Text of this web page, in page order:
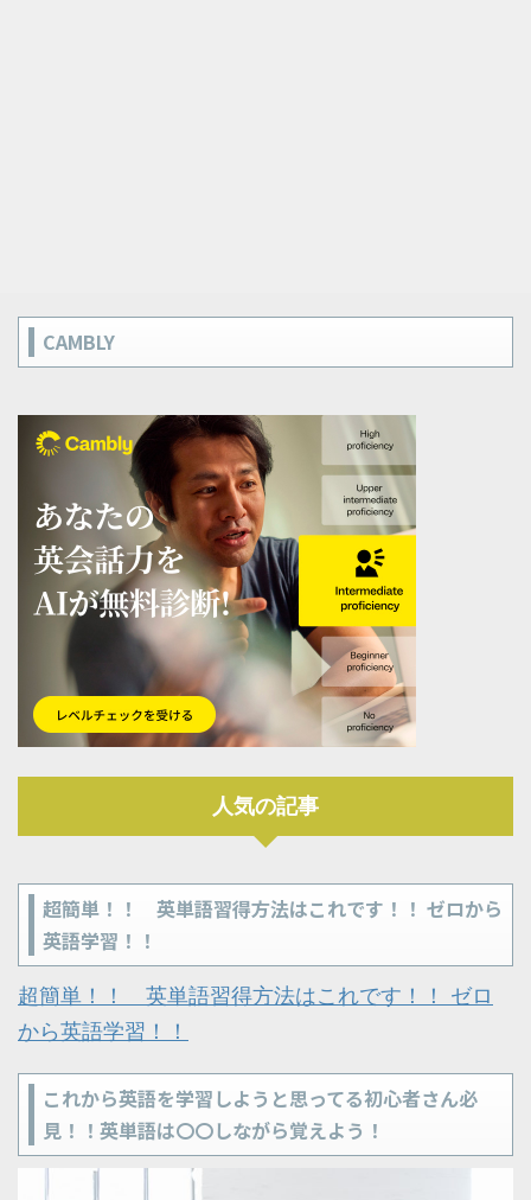
CAMBLY
人気の記事
超簡単！！ 英単語習得方法はこれです！！ ゼロから
英語学習！！
超簡単！！ 英単語習得方法はこれです！！ ゼロ
から英語学習！！
これから英語を学習しようと思ってる初心者さん必
見！！英単語は〇〇しながら覚えよう！